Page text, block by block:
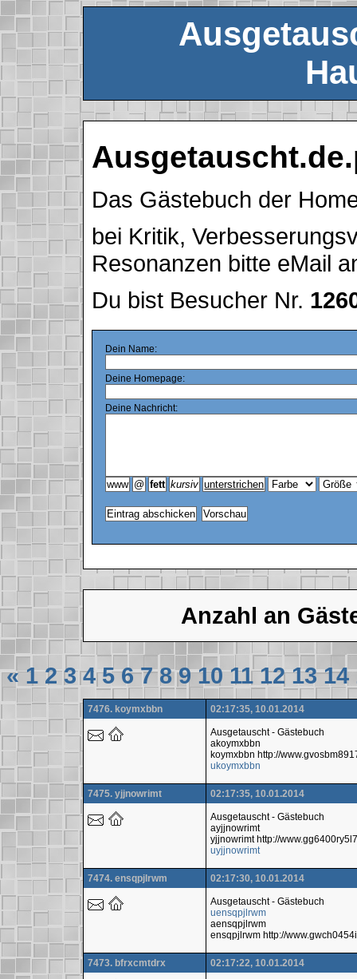
Das Gästebuch der
bei Kritik,
Resonanzen bitte eMail
Du bist Besucher Nr.
Dein Name:
Deine Homepage:
Deine Nachricht:
Anzahl an
« 1 2 3 4 5 6 7 8 9 10 11 12 13 14
7476. koymxbbn 02:17:35, 10.01.2014
Ausgetauscht - Gästebuch
akoymxbbn
koymxbbn http://
ukoymxbbn
7475. yjjnowrimt 02:17:35, 10.01.2014
Ausgetauscht - Gästebuch
ayjjnowrimt
yjjnowrimt http://
uyjjnowrimt
7474. ensqpjlrwm 02:17:30, 10.01.2014
Ausgetauscht - Gästebuch
uensqpjlrwm
aensqpjlrwm
ensqpjlrwm http://
7473. bfrxcmtdrx 02:17:22, 10.01.2014